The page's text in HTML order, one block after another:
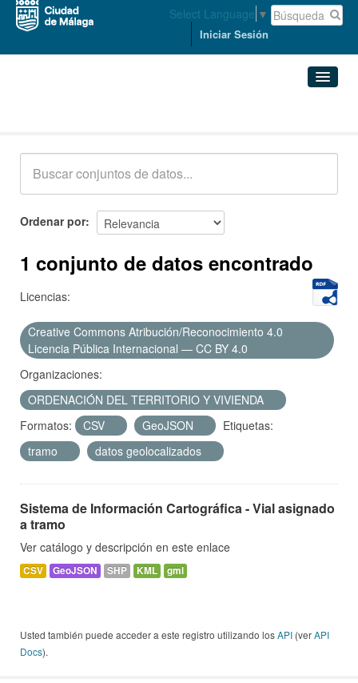
Select Language ▼
Iniciar Sesión
Acerca de
Ordenar por
1 conjunto de datos encontrado
Licencias:
Creative Commons Atribución/Reconocimiento 4.0
Licencia Pública Internacional — CC BY 4.0
Organizaciones:
ORDENACIÓN DEL TERRITORIO Y VIVIENDA
Formatos:
CSV GeoJSON
Etiquetas:
tramo
datos geolocalizados
Sistema de Información Cartográfica - Vial asignado
a tramo
Ver catálogo y descripción en este enlace
CSV GeoJSON SHP KML gml
Usted también puede acceder a este registro utilizando losAPI (verAPI
Docs).